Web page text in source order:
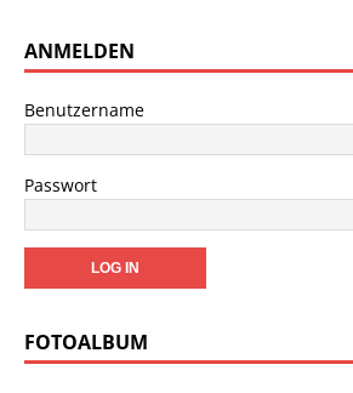
ANMELDEN
Benutzername
Passwort
FOTOALBUM